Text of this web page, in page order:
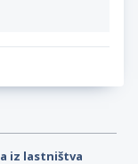
iz lastništva